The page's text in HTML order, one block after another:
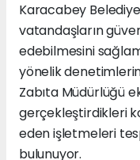
Karacabey
vatandaşların
edebilmesini
yönelik
Zabıta Müdürlüğü
gerçekleştirdikleri
eden işletmeleri
bulunuyor.